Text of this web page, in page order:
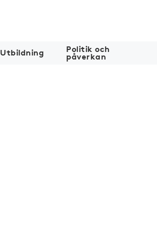
Utbildning Politik och
påverkan